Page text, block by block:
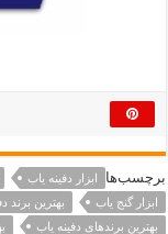
برچسب‌ها ابزار دفینه یاب
ابزار گنج یاب
بهترین برند
بهترین برندهای دفینه یاب